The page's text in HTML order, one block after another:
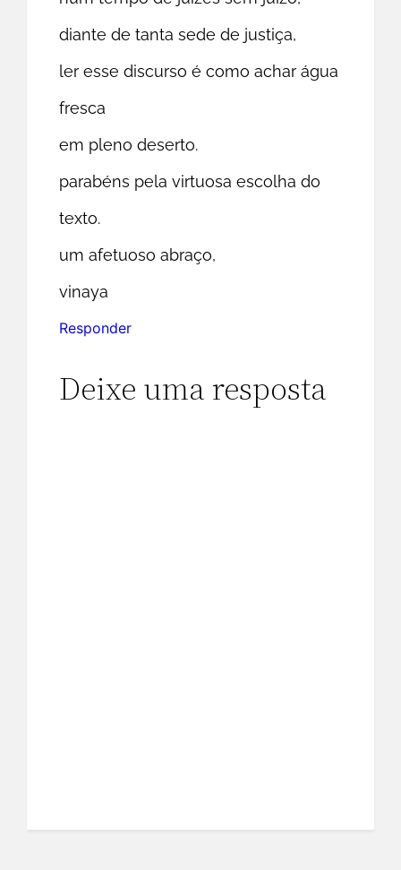
diante de tanta sede de justiça,
ler esse discurso é como achar água
fresca
em pleno deserto.
parabéns pela virtuosa escolha do
texto.
um afetuoso abraço,
vinaya
Responder
Deixe uma resposta